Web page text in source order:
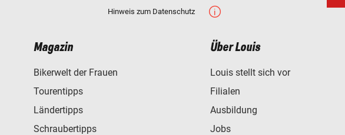
Hinweis zum Datenschutz
Magazin
Bikerwelt der Frauen
Tourentipps
Ländertipps
Schraubertipps
Über Louis
Louis stellt sich vor
Filialen
Ausbildung
Jobs